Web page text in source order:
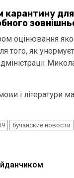
карантину
оцінювання
того, як
і літератури
бучанские новости